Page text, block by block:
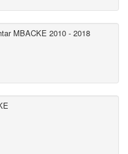
MBACKE 2010 - 2018